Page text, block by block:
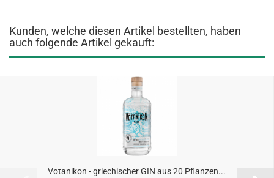
Kunden, welche diesen Artikel bestellten, haben
auch folgende Artikel gekauft:
Votanikon - griechischer GIN aus 20 Pflanzen...